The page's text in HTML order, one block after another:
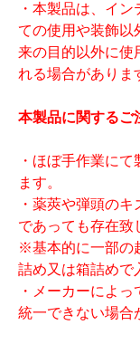
・本製品は、イ
ての使用や装飾以
来の目的以外に使
れる場合がありま
本製品に関するご
・ほぼ手作業に
ます。
・薬莢や弾頭の
であっても存在致
※基本的に一部の
詰め又は箱詰めで
・メーカーによ
統一できない場合